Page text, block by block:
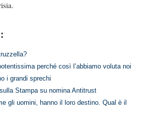
perché così l’abbiamo voluta noi
i grandi sprechi
Stampa su nomina Antitrust
gli uomini, hanno il loro destino. Qual è il